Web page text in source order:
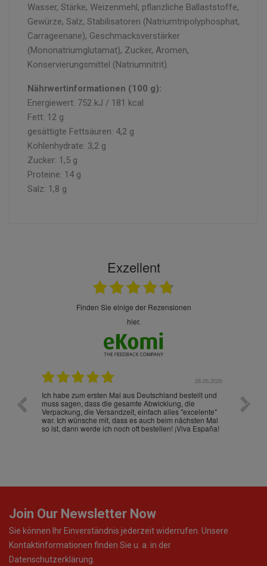
Wasser, Stärke, Weizenmehl, pflanzliche Ballaststoffe,
Gewürze, Salz, Stabilisatoren (Natriumtripolyphosphat,
Carrageenane), Geschmacksverstärker
(Mononatriumglutamat), Zucker, Aromen,
Konservierungsmittel (Natriumnitrit).
Nährwertinformationen (100 g):
Energiewert: 752 kJ / 181 kcal
Fett: 12 g
gesättigte Fettsäuren: 4,2 g
Kohlenhydrate: 3,2 g
Zucker: 1,5 g
Proteine: 14 g
Salz: 1,8 g
Exzellent
finden Sie einige der Rezensionen
hier.
28.05.2026
Ich habe zum ersten Mal aus Deutschland bestellt und
muss sagen, dass die gesamte Abwicklung, die
Verpackung, die Versandzeit, einfach alles "excelente"
war. Ich wünsche mit, dass es auch beim nächsten Mal
so ist, dann werde ich noch oft bestellen! ¡Viva España!
Die
gut
ist
Join Our Newsletter Now
Sie können Ihr Einverständnis jederzeit widerrufen. Unsere
Kontaktinformationen finden Sie u. a. in der
Datenschutzerklärung.